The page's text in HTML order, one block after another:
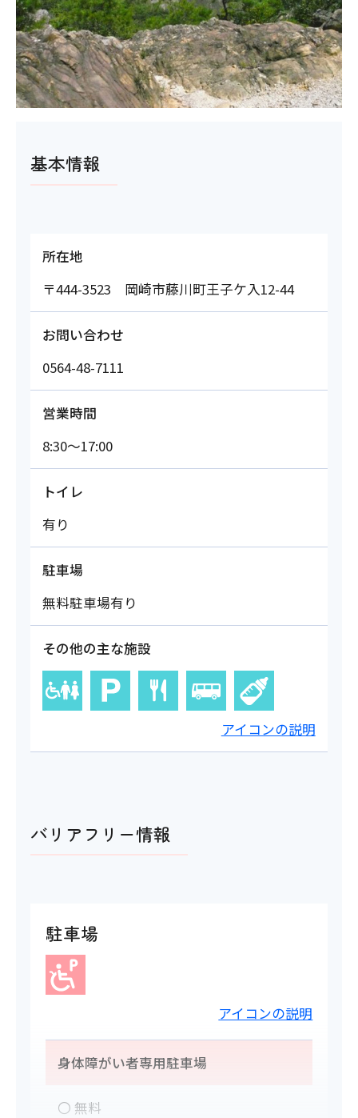
基本情報
所在地
〒444-3523 岡崎市藤川町王子ケ入12-44
お問い合わせ
0564-48-7111
営業時間
8:30～17:00
トイレ
有り
駐車場
無料駐車場有り
その他の主な施設
アイコンの説明
バリアフリー情報
駐車場
アイコンの説明
身体障がい者専用駐車場
〇 無料